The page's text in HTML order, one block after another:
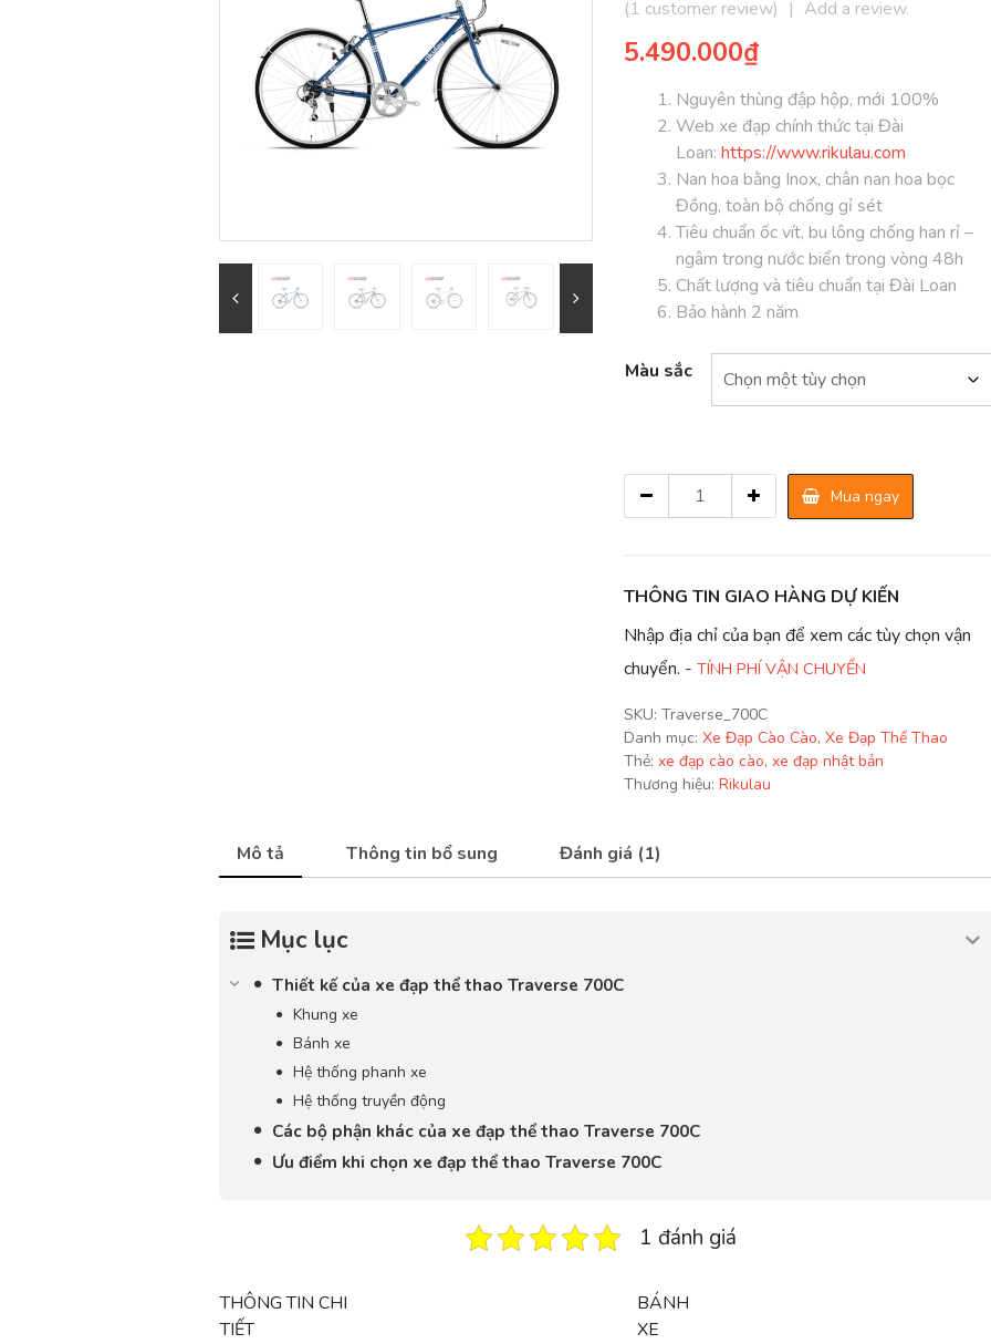
5.00trên 5
dựa trên
1(1 customer review) | Add a review.
5.490.000₫
Nguyên thùng đập hộp, mới 100%
Web xe đạp chính thức tại Đài
Loan: https://www.rikulau.com
Nan hoa bằng Inox, chân nan hoa bọc
Đồng, toàn bộ chống gỉ sét
Tiêu chuẩn ốc vít, bu lông chống han rỉ –
ngâm trong nước biển trong vòng 48h
Chất lượng và tiêu chuẩn tại Đài Loan
Bảo hành 2 năm
Màu sắc
Đạp
TRAVERSE
quantity
Mua ngay
THÔNG TIN GIAO HÀNG DỰ KIẾN
Nhập địa chỉ của bạn để xem các tùy chọn vận
chuyển. - TÍNH PHÍ VẬN CHUYỂN
SKU: Traverse_700C
Danh mục: Xe Đạp Cào Cào, Xe Đạp Thể Thao
Thẻ: xe đạp cào cào, xe đạp nhật bản
Thương hiệu: Rikulau
Mô tả Thông tin bổ sung Đánh giá (1)
Mục lục
Thiết kế của xe đạp thể thao Traverse 700C
Khung xe
Bánh xe
Hệ thống phanh xe
Hệ thống truyền động
Các bộ phận khác của xe đạp thể thao Traverse 700C
Ưu điểm khi chọn xe đạp thể thao Traverse 700C
1 đánh giá
THÔNG TIN CHI
TIẾT
BÁNH
XE